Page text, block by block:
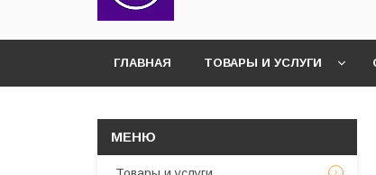
ГЛАВНАЯ ТОВАРЫ И УСЛУГИ